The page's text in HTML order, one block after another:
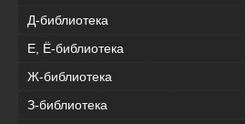
Д-библиотека
Е, Ё-библиотека
Ж-библиотека
З-библиотека